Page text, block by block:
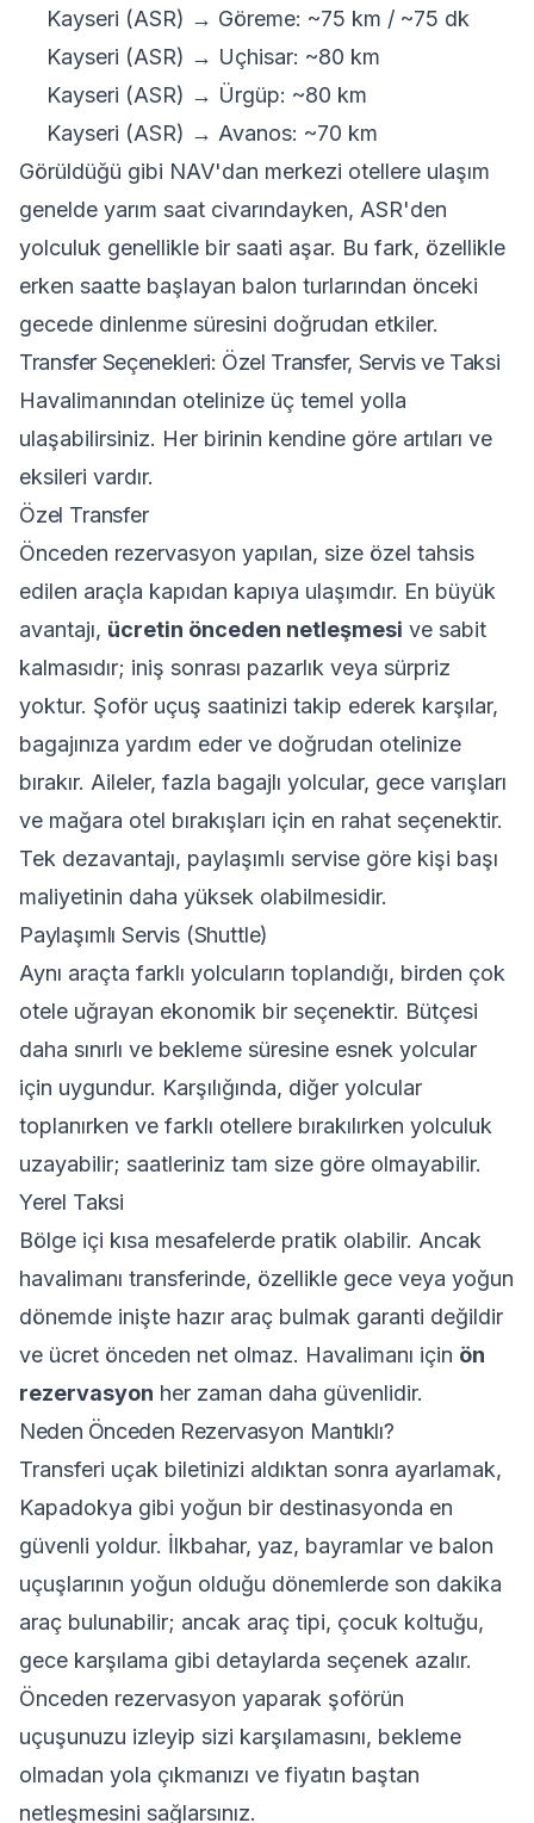
Kayseri (ASR) → Göreme: ~75 km / ~75 dk
Kayseri (ASR) → Uçhisar: ~80 km
Kayseri (ASR) → Ürgüp: ~80 km
Kayseri (ASR) → Avanos: ~70 km
Görüldüğü gibi NAV'dan merkezi otellere ulaşım
genelde yarım saat civarındayken, ASR'den
yolculuk genellikle bir saati aşar. Bu fark, özellikle
erken saatte başlayan balon turlarından önceki
gecede dinlenme süresini doğrudan etkiler.
Transfer Seçenekleri: Özel Transfer, Servis ve Taksi
Havalimanından otelinize üç temel yolla
ulaşabilirsiniz. Her birinin kendine göre artıları ve
eksileri vardır.
Özel Transfer
Önceden rezervasyon yapılan, size özel tahsis
edilen araçla kapıdan kapıya ulaşımdır. En büyük
avantajı, ücretin önceden netleşmesi ve sabit
kalmasıdır; iniş sonrası pazarlık veya sürpriz
yoktur. Şoför uçuş saatinizi takip ederek karşılar,
bagajınıza yardım eder ve doğrudan otelinize
bırakır. Aileler, fazla bagajlı yolcular, gece varışları
ve mağara otel bırakışları için en rahat seçenektir.
Tek dezavantajı, paylaşımlı servise göre kişi başı
maliyetinin daha yüksek olabilmesidir.
Paylaşımlı Servis (Shuttle)
Aynı araçta farklı yolcuların toplandığı, birden çok
otele uğrayan ekonomik bir seçenektir. Bütçesi
daha sınırlı ve bekleme süresine esnek yolcular
için uygundur. Karşılığında, diğer yolcular
toplanırken ve farklı otellere bırakılırken yolculuk
uzayabilir; saatleriniz tam size göre olmayabilir.
Yerel Taksi
Bölge içi kısa mesafelerde pratik olabilir. Ancak
havalimanı transferinde, özellikle gece veya yoğun
dönemde inişte hazır araç bulmak garanti değildir
ve ücret önceden net olmaz. Havalimanı için ön
rezervasyon her zaman daha güvenlidir.
Neden Önceden Rezervasyon Mantıklı?
Transferi uçak biletinizi aldıktan sonra ayarlamak,
Kapadokya gibi yoğun bir destinasyonda en
güvenli yoldur. İlkbahar, yaz, bayramlar ve balon
uçuşlarının yoğun olduğu dönemlerde son dakika
araç bulunabilir; ancak araç tipi, çocuk koltuğu,
gece karşılama gibi detaylarda seçenek azalır.
Önceden rezervasyon yaparak şoförün
uçuşunuzu izleyip sizi karşılamasını, bekleme
olmadan yola çıkmanızı ve fiyatın baştan
netleşmesini sağlarsınız.